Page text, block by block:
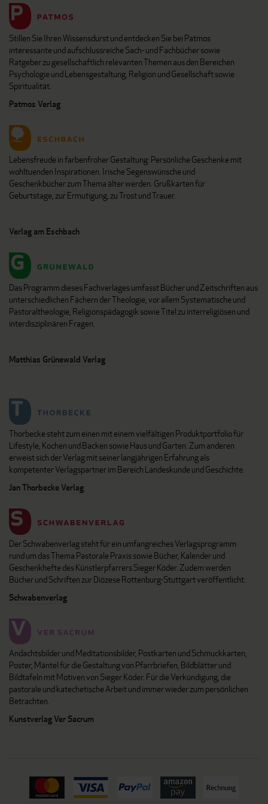
Stillen Sie Ihren Wissensdurst und entdecken Sie bei Patmos
interessante und aufschlussreiche Sach- und Fachbücher sowie
Ratgeber zu gesellschaftlich relevanten Themen aus den Bereichen
Psychologie und Lebensgestaltung, Religion und Gesellschaft sowie
Spiritualität.
Patmos Verlag
Lebensfreude in farbenfroher Gestaltung: Persönliche Geschenke mit
wohltuenden Inspirationen. Irische Segenswünsche und
Geschenkbücher zum Thema älter werden. Grußkarten für
Geburtstage, zur Ermutigung, zu Trost und Trauer.
Verlag am Eschbach
Das Programm dieses Fachverlages umfasst Bücher und Zeitschriften aus
unterschiedlichen Fächern der Theologie, vor allem Systematische und
Pastoraltheologie, Religionspädagogik sowie Titel zu interreligiösen und
interdisziplinären Fragen.
Matthias Grünewald Verlag
Thorbecke steht zum einen mit einem vielfältigen Produktportfolio für
Lifestyle, Kochen und Backen sowie Haus und Garten. Zum anderen
erweist sich der Verlag mit seiner langjährigen Erfahrung als
kompetenter Verlagspartner im Bereich Landeskunde und Geschichte.
Jan Thorbecke Verlag
Der Schwabenverlag steht für ein umfangreiches Verlagsprogramm
rund um das Thema Pastorale Praxis sowie Bücher, Kalender und
Geschenkhefte des Künstlerpfarrers Sieger Köder. Zudem werden
Bücher und Schriften zur Diözese Rottenburg-Stuttgart veröffentlicht.
Schwabenverlag
Andachtsbilder und Meditationsbilder, Postkarten und Schmuckkarten,
Poster, Mäntel für die Gestaltung von Pfarrbriefen, Bildblätter und
Bildtafeln mit Motiven von Sieger Köder. Für die Verkündigung, die
pastorale und katechetische Arbeit und immer wieder zum persönlichen
Betrachten.
Kunstverlag Ver Sacrum